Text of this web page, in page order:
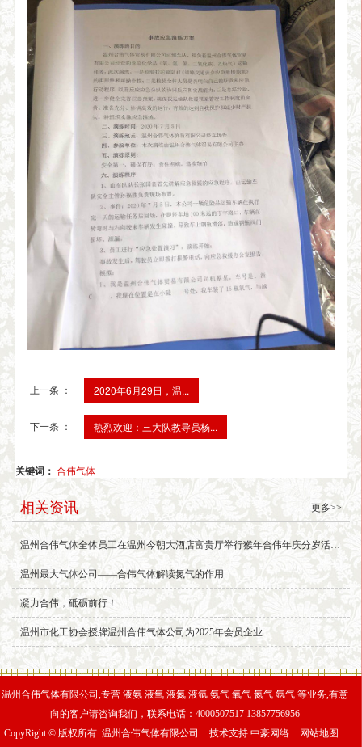
上一条 ： 2020年6月29日，温...
下一条 ： 热烈欢迎：三大队教导员杨...
关键词：合伟气体
相关资讯 更多>>
温州最大气体公司——合伟气体解读氮气的作用
凝力合伟，砥砺前行！
温州市化工协会授牌温州合伟气体公司为2025年会员企业
温州合伟气体有限公司,专营 液氨 液氧 液氮 液氩 氨气 氧气 氮气 氩气 等业务,有意
向的客户请咨询我们，联系电话：4000507517 13857756956
CopyRight © 版权所有: 温州合伟气体有限公司 技术支持:中豪网络
网站地图